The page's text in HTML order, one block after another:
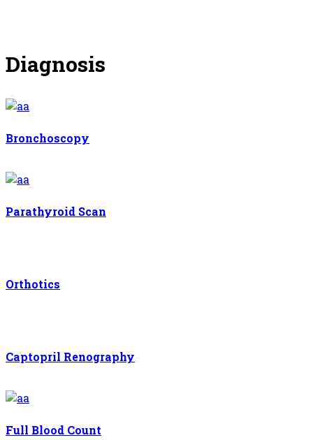
Diagnosis
Bronchoscopy
Parathyroid Scan
Orthotics
Captopril Renography
Full Blood Count